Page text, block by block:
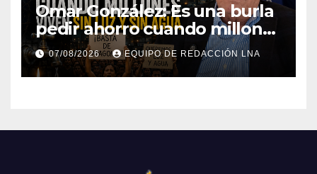
Omar González: Es una burla
pedir ahorro cuando millones
viven sin luz y sin agua
07/08/2026 EQUIPO DE REDACCIÓN LNA